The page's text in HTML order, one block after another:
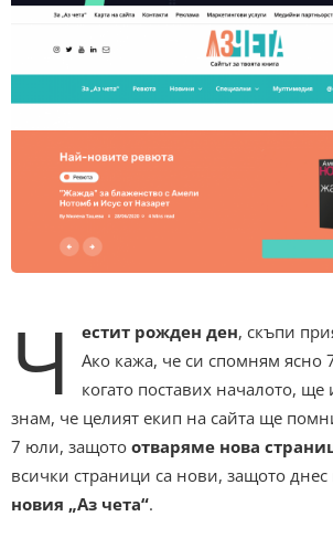
Ч естит рожден ден, скъпи
Ако кажа, че си спомням ясно
когато поставих началото,
знам, че целият екип на сайта ще
7 юли, защото отваряме нова
всички страници са нови, защото
новия „Аз чета“.